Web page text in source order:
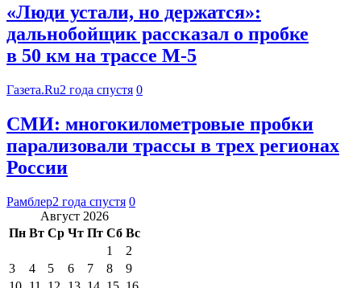
«Люди устали, но держатся»:
дальнобойщик рассказал о пробке
в 50 км на трассе М-5
Газета.Ru2 года спустя 0
СМИ: многокилометровые пробки
парализовали трассы в трех регионах
России
Рамблер2 года спустя 0
Август 2026
Пн Вт Ср Чт Пт Сб Вс
1
2
3
4 5 6 7 8
9